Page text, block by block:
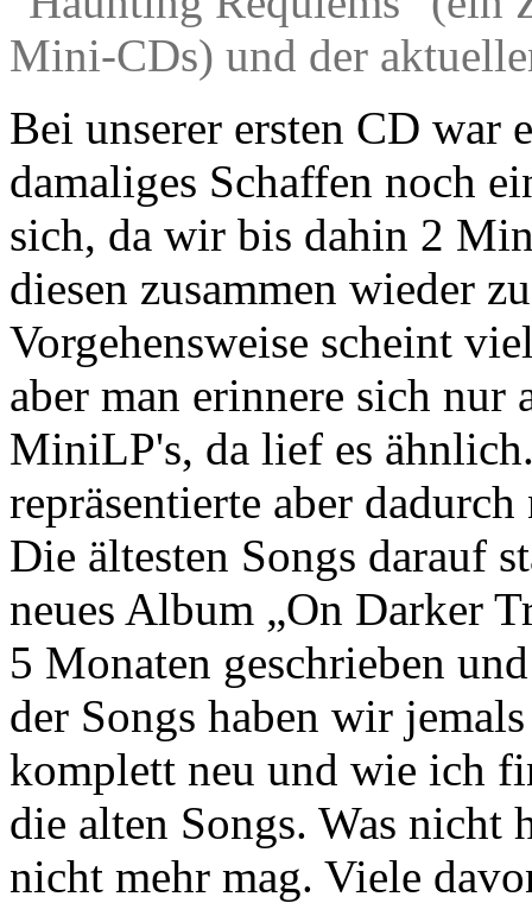
Mini-CDs) und der
Bei unserer ersten CD war
damaliges Schaffen noch
sich, da wir bis dahin 2
diesen zusammen wieder
Vorgehensweise scheint
aber man erinnere sich nur
MiniLP's, da lief es
repräsentierte aber
Die ältesten Songs darauf
neues Album „On Darker
5 Monaten geschrieben
der Songs haben wir
komplett neu und wie ich
die alten Songs. Was nicht
nicht mehr mag. Viele